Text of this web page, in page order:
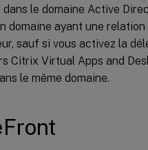
le domaine Active
domaine ayant une relation
sauf si vous activez la
Citrix Virtual Apps and
le même domaine.